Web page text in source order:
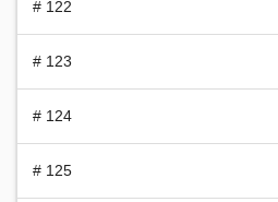
# 122
# 123
# 124
# 125